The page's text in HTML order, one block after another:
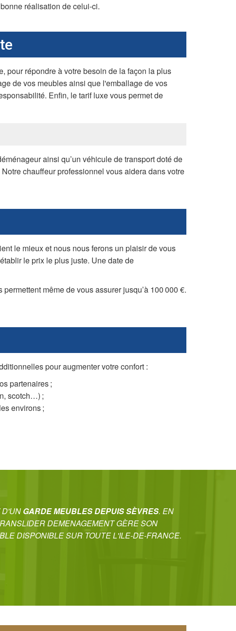
réalisation de celui-ci.
pour répondre à votre besoin de la façon la plus
de vos meubles ainsi que l'emballage de vos
Enfin, le tarif luxe vous permet de
ainsi qu’un véhicule de transport doté de
chauffeur professionnel vous aidera dans votre
le mieux et nous nous ferons un plaisir de vous
le prix le plus juste. Une date de
même de vous assurer jusqu’à 100 000 €.
pour augmenter votre confort :
partenaires ;
scotch…) ;
environs ;
D'UN GARDE MEUBLES DEPUIS SÈVRES. EN
DEMENAGEMENT GÈRE SON
DISPONIBLE SUR TOUTE L'ILE-DE-FRANCE.